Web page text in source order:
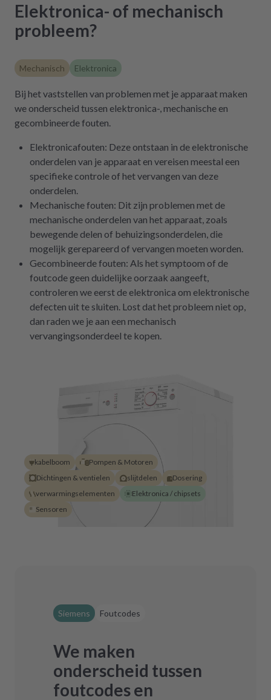
Elektronica- of mechanisch
probleem?
Mechanisch Elektronica
Bij het vaststellen van problemen met je apparaat maken
we onderscheid tussen elektronica-, mechanische en
gecombineerde fouten.
Elektronicafouten: Deze ontstaan in de elektronische
onderdelen van je apparaat en vereisen meestal een
specifieke controle of het vervangen van deze
onderdelen.
Mechanische fouten: Dit zijn problemen met de
mechanische onderdelen van het apparaat, zoals
bewegende delen of behuizingsonderdelen, die
mogelijk gerepareerd of vervangen moeten worden.
Gecombineerde fouten: Als het symptoom of de
foutcode geen duidelijke oorzaak aangeeft,
controleren we eerst de elektronica om elektronische
defecten uit te sluiten. Lost dat het probleem niet op,
dan raden we je aan een mechanisch
vervangingsonderdeel te kopen.
kabelboom
Pompen & Motoren
Dichtingen & ventielen
slijtdelen
Dosering
verwarmingselementen
Elektronica / chipsets
Sensoren
Siemens Foutcodes
We maken
onderscheid tussen
foutcodes en